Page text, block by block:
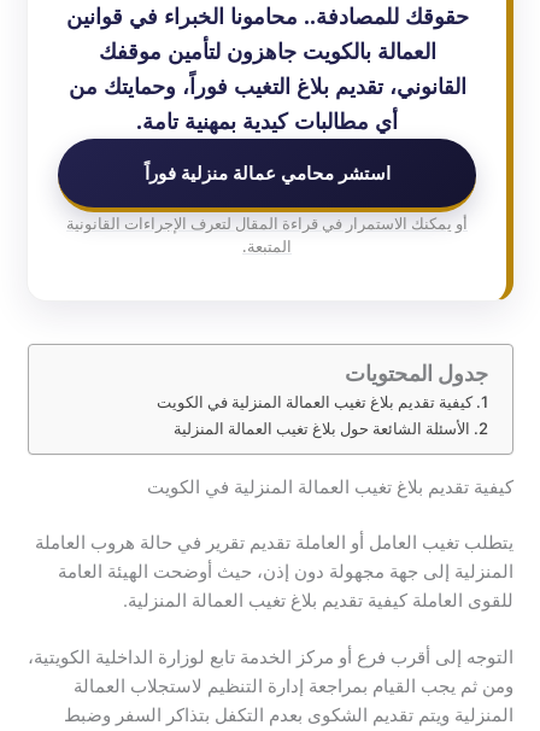
حقوقك للمصادفة.. محامونا الخبراء في قوانين
العمالة بالكويت جاهزون لتأمين موقفك
القانوني، تقديم بلاغ التغيب فوراً، وحمايتك من
أي مطالبات كيدية بمهنية تامة.
استشر محامي عمالة منزلية فوراً
أو يمكنك الاستمرار في قراءة المقال لتعرف الإجراءات القانونية
المتبعة.
جدول المحتويات
كيفية تقديم بلاغ تغيب العمالة المنزلية في الكويت
الأسئلة الشائعة حول بلاغ تغيب العمالة المنزلية
كيفية تقديم بلاغ تغيب العمالة المنزلية في الكويت
يتطلب تغيب العامل أو العاملة تقديم تقرير في حالة هروب العاملة
المنزلية إلى جهة مجهولة دون إذن، حيث أوضحت الهيئة العامة
للقوى العاملة كيفية تقديم بلاغ تغيب العمالة المنزلية.
التوجه إلى أقرب فرع أو مركز الخدمة تابع لوزارة الداخلية الكويتية،
ومن ثم يجب القيام بمراجعة إدارة التنظيم لاستجلاب العمالة
المنزلية ويتم تقديم الشكوى بعدم التكفل بتذاكر السفر وضبط